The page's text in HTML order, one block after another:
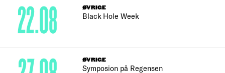
ØVRIGE
Black Hole Week
22.08
ØVRIGE
Symposion på Regensen